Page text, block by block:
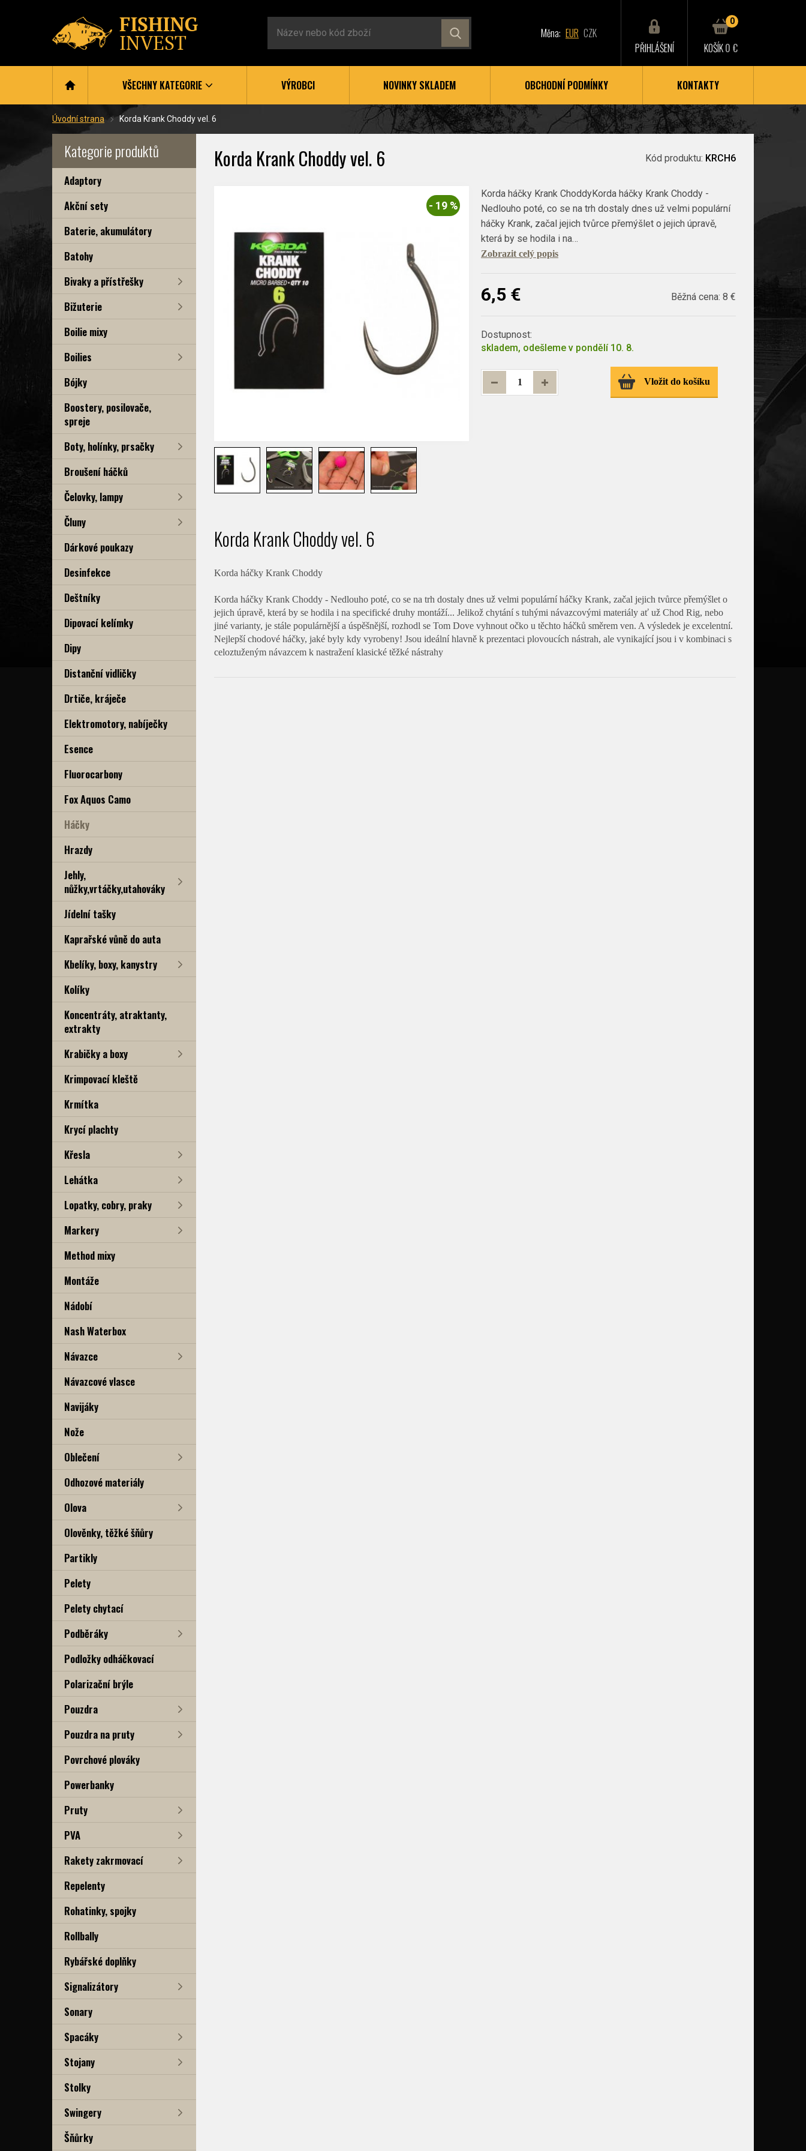
Měna: EUR CZK
PŘIHLÁŠENÍ
0
KOŠÍK0 €
VŠECHNY KATEGORIE VÝROBCI NOVINKY SKLADEM OBCHODNÍ PODMÍNKY KONTAKTY
Úvodní strana Korda Krank Choddy vel. 6
Kategorie produktů
Adaptory
Akční sety
Baterie, akumulátory
Batohy
Bivaky a přístřešky
Bižuterie
Boilie mixy
Boilies
Bójky
Boostery, posilovače,
spreje
Boty, holínky, prsačky
Broušení háčků
Čelovky, lampy
Čluny
Dárkové poukazy
Desinfekce
Deštníky
Dipovací kelímky
Dipy
Distanční vidličky
Drtiče, kráječe
Elektromotory, nabíječky
Esence
Fluorocarbony
Fox Aquos Camo
Háčky
Hrazdy
Jehly,
nůžky,vrtáčky,utahováky
Jídelní tašky
Kaprařské vůně do auta
Kbelíky, boxy, kanystry
Kolíky
Koncentráty, atraktanty,
extrakty
Krabičky a boxy
Krimpovací kleště
Krmítka
Krycí plachty
Křesla
Lehátka
Lopatky, cobry, praky
Markery
Method mixy
Montáže
Nádobí
Nash Waterbox
Návazce
Návazcové vlasce
Navijáky
Nože
Oblečení
Odhozové materiály
Olova
Olověnky, těžké šňůry
Partikly
Pelety
Pelety chytací
Podběráky
Podložky odháčkovací
Polarizační brýle
Pouzdra
Pouzdra na pruty
Povrchové plováky
Powerbanky
Pruty
PVA
Rakety zakrmovací
Repelenty
Rohatinky, spojky
Rollbally
Rybářské doplňky
Signalizátory
Sonary
Spacáky
Stojany
Stolky
Swingery
Šňůrky
Korda Krank Choddy vel. 6 Kód produktu: KRCH6
- 19 %
Korda háčky Krank ChoddyKorda háčky Krank Choddy -
Nedlouho poté, co se na trh dostaly dnes už velmi populární
háčky Krank, začal jejich tvůrce přemýšlet o jejich úpravě,
která by se hodila i na…
Zobrazit celý popis
6,5 € Běžná cena: 8 €
Dostupnost:
skladem, odešleme v pondělí 10. 8.
Vložit do košíku
Korda Krank Choddy vel. 6
Korda háčky Krank Choddy
Korda háčky Krank Choddy - Nedlouho poté, co se na trh dostaly dnes už velmi populární háčky Krank, začal jejich tvůrce přemýšlet o
jejich úpravě, která by se hodila i na specifické druhy montáží... Jelikož chytání s tuhými návazcovými materiály ať už Chod Rig, nebo
jiné varianty, je stále populárnější a úspěšnější, rozhodl se Tom Dove vyhnout očko u těchto háčků směrem ven. A výsledek je excelentní.
Nejlepší chodové háčky, jaké byly kdy vyrobeny! Jsou ideální hlavně k prezentaci plovoucích nástrah, ale vynikající jsou i v kombinaci s
celoztuženým návazcem k nastražení klasické těžké nástrahy